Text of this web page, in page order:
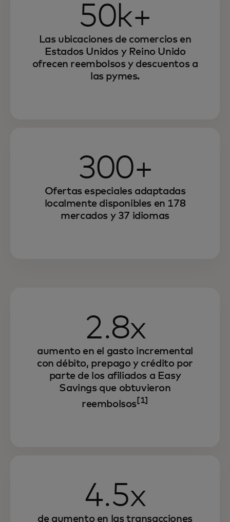
Aprende a atraer y retener pequeñas y
medianas empresas con nuestra
plataforma global de ofertas de comercio
50k+
Las ubicaciones de comercios en
Estados Unidos y Reino Unido
ofrecen reembolsos y descuentos a
las pymes.
300+
Ofertas especiales adaptadas
localmente disponibles en 178
mercados y 37 idiomas
2.8x
aumento en el gasto incremental
con débito, prepago y crédito por
parte de los afiliados a Easy
Savings que obtuvieron
reembolsos[1]
4.5x
de aumento en las transacciones